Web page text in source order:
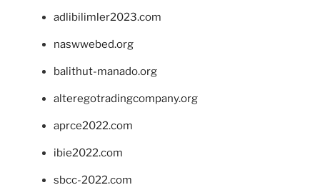
adlibilimler2023.com
naswwebed.org
balithut-manado.org
alteregotradingcompany.org
aprce2022.com
ibie2022.com
sbcc-2022.com